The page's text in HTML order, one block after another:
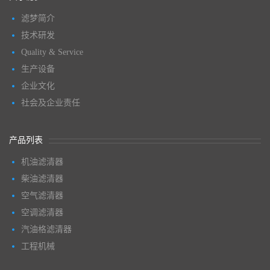
滤梦简介
技术研发
Quality & Service
生产设备
企业文化
社会及企业责任
产品列表
机油滤清器
柴油滤清器
空气滤清器
空调滤清器
汽油格滤清器
工程机械